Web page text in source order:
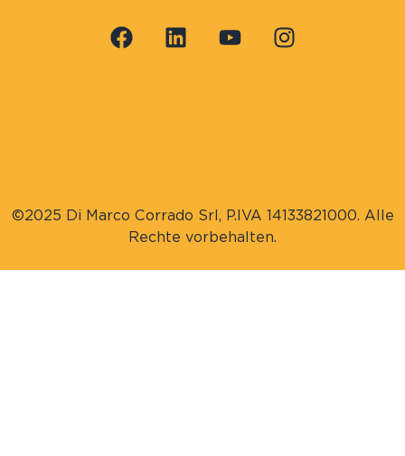
©2025 Di Marco Corrado Srl, P.IVA 14133821000. Alle
Rechte vorbehalten.